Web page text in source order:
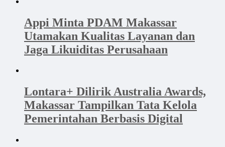
Appi Minta PDAM Makassar
Utamakan Kualitas Layanan dan
Jaga Likuiditas Perusahaan
Lontara+ Dilirik Australia Awards,
Makassar Tampilkan Tata Kelola
Pemerintahan Berbasis Digital